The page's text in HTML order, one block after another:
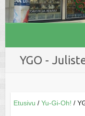
YGO -
Etusivu / Yu-Gi-Oh! /